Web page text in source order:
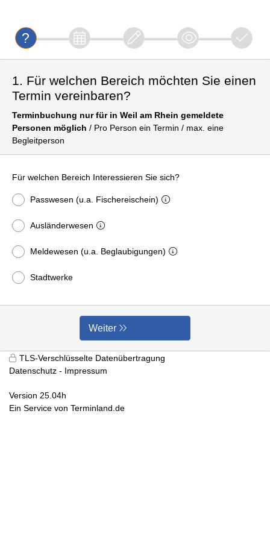
1. Für welchen Bereich möchten Sie einen
Termin vereinbaren?
Terminbuchung nur für in Weil am Rhein gemeldete
Personen möglich / Pro Person ein Termin / max. eine
Begleitperson
Für welchen Bereich Interessieren Sie sich?
Passwesen (u.a. Fischereischein)
Ausländerwesen
Meldewesen (u.a. Beglaubigungen)
Stadtwerke
Weiter
TLS-Verschlüsselte Datenübertragung
Datenschutz
Impressum
Version 25.04h
Ein Service von Terminland.de